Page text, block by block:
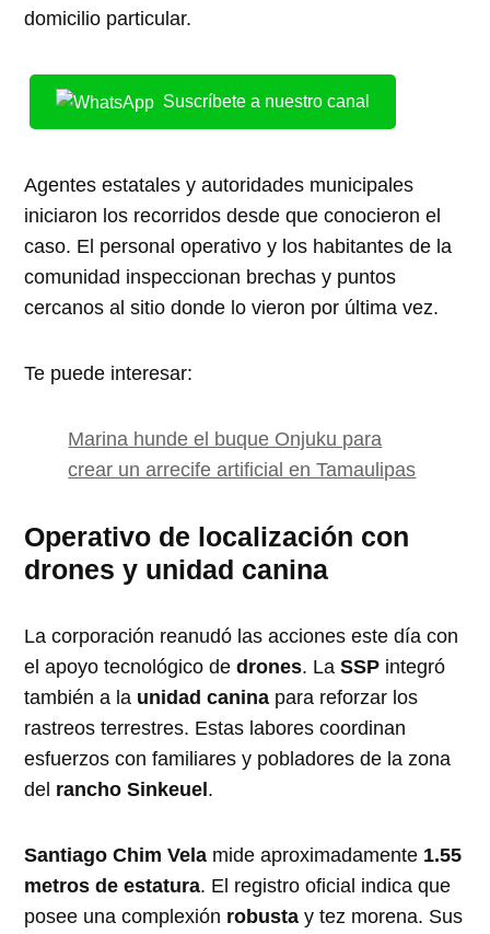
domicilio particular.
Suscríbete a nuestro canal
Agentes estatales y autoridades municipales
iniciaron los recorridos desde que conocieron el
caso. El personal operativo y los habitantes de la
comunidad inspeccionan brechas y puntos
cercanos al sitio donde lo vieron por última vez.
Te puede interesar:
Marina hunde el buque Onjuku para
crear un arrecife artificial en Tamaulipas
Operativo de localización con
drones y unidad canina
La corporación reanudó las acciones este día con
el apoyo tecnológico dedrones. LaSSP integró
también a la unidad canina para reforzar los
rastreos terrestres. Estas labores coordinan
esfuerzos con familiares y pobladores de la zona
del rancho Sinkeuel.
Santiago Chim Vela mide aproximadamente 1.55
metros de estatura. El registro oficial indica que
posee una complexión robusta y tez morena. Sus